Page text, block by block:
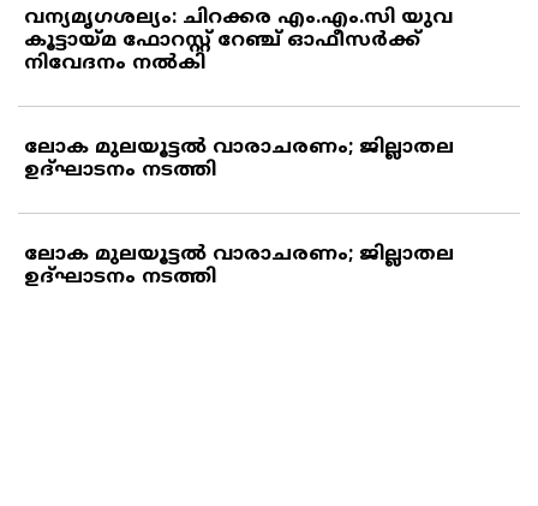
വന്യമൃഗശല്യം: ചിറക്കര എം.എം.സി യുവ
കൂട്ടായ്മ ഫോറസ്റ്റ് റേഞ്ച് ഓഫീസര്‍ക്ക്
നിവേദനം നല്‍കി
ലോക മുലയൂട്ടല്‍ വാരാചരണം; ജില്ലാതല
ഉദ്ഘാടനം നടത്തി
ലോക മുലയൂട്ടല്‍ വാരാചരണം; ജില്ലാതല
ഉദ്ഘാടനം നടത്തി